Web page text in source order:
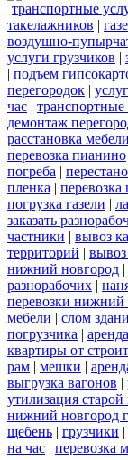
транспортные
такелажников |
воздушно-
услуги грузчиков |
| подъем
перегородок |
час |
демонтаж
расстановка мебели
перевозка пианино
погреба |
пленка | перевозка
погрузка газели |
заказать
частники | вывоз
территорий |
нижний новгород |
разнорабочих |
перевозки нижний
мебели | слом
погрузчика |
квартиры от
рам | мешки |
выгрузка вагонов |
утилизация старой
нижний новгород
щебень | грузчики |
на час | перевозка